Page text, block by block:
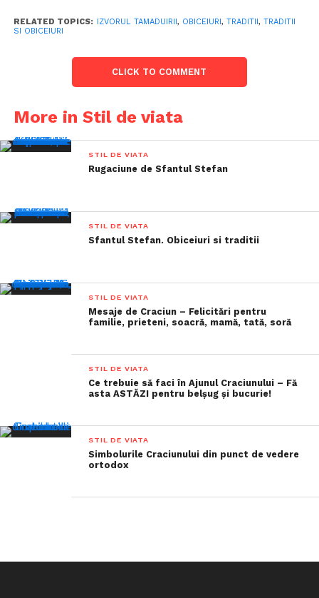
RELATED TOPICS: IZVORUL TAMADUIRII, OBICEIURI, TRADITII, TRADITII
SI OBICEIURI
CLICK TO COMMENT
More in Stil de viata
STIL DE VIATA
Rugaciune de Sfantul Stefan
STIL DE VIATA
Sfantul Stefan. Obiceiuri si traditii
STIL DE VIATA
Mesaje de Craciun – Felicitări pentru
familie, prieteni, soacră, mamă, tată, soră
STIL DE VIATA
Ce trebuie să faci în Ajunul Craciunului – Fă
asta ASTĂZI pentru belșug și bucurie!
STIL DE VIATA
Simbolurile Craciunului din punct de vedere
ortodox